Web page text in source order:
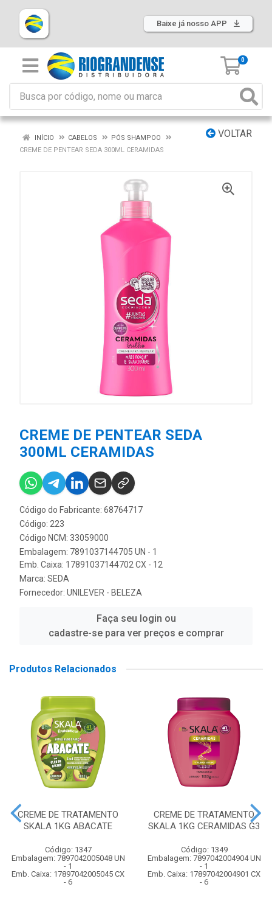
Baixe já nosso APP
0
VOLTAR
INÍCIO CABELOS
PÓS SHAMPOO
CREME DE PENTEAR SEDA 300ML CERAMIDAS
CREME DE PENTEAR SEDA
300ML CERAMIDAS
Código do Fabricante: 68764717
Código: 223
Código NCM: 33059000
Embalagem: 7891037144705 UN - 1
Emb. Caixa: 17891037144702 CX - 12
Marca: SEDA
Fornecedor: UNILEVER - BELEZA
Faça seu login ou
cadastre-se para ver preços e comprar
Produtos Relacionados
CREME DE TRATAMENTO
SKALA 1KG ABACATE
Código: 1347
Embalagem: 7897042005048 UN
- 1
Emb. Caixa: 17897042005045 CX
- 6
CREME DE TRATAMENTO
SKALA 1KG CERAMIDAS G3
Código: 1349
Embalagem: 7897042004904 UN
- 1
Emb. Caixa: 17897042004901 CX
- 6